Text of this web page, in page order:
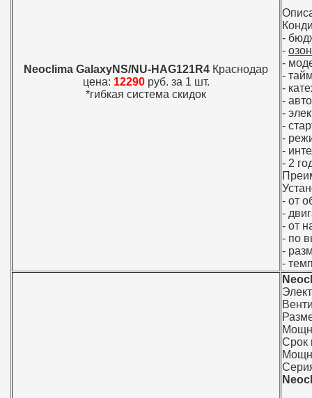
Neoclima GalaxyNS/NU-HAG121R4 Краснодар
цена: 12290 руб. за 1 шт.
*гибкая система скидок
-
-
-
-
-
-
-
-
-
-
- 2
- от
-
- от
- по
-
-
Срок